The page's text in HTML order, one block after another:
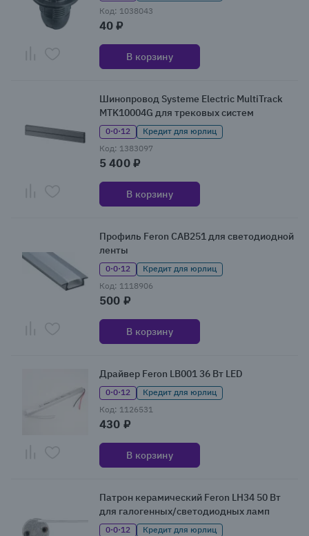
Код: 1038043
40 ₽
В корзину
Шинопровод Systeme Electric MultiTrack
MTK10004G для трековых систем
0·0·12
Кредит для юрлиц
Код: 1383097
5 400 ₽
В корзину
Профиль Feron CAB251 для светодиодной
ленты
0·0·12
Кредит для юрлиц
Код: 1118906
500 ₽
В корзину
Драйвер Feron LB001 36 Вт LED
0·0·12
Кредит для юрлиц
Код: 1126531
430 ₽
В корзину
Патрон керамический Feron LH34 50 Вт
для галогенных/светодиодных ламп
0·0·12
Кредит для юрлиц